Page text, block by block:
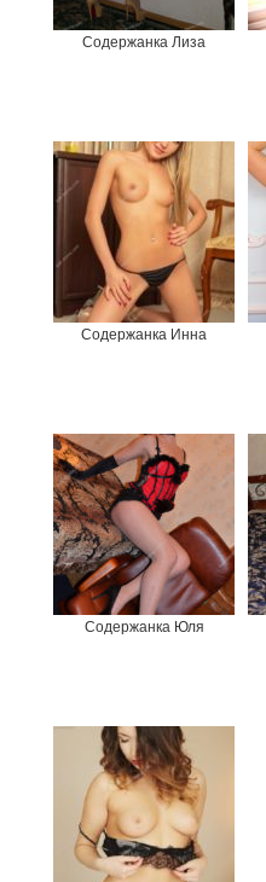
Содержанка Лиза
Содержанка Инна
Содержанка Юля